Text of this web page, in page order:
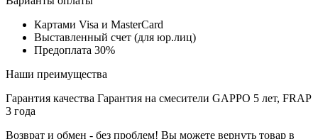
Картами Visa и MasterCard
Выставленный счет (для юр.лиц)
Предоплата 30%
Наши преимущества
Гарантия качества Гарантия на смесители GAPPO 5 лет, FRAP
3 года
Возврат и обмен - без проблем! Вы можете вернуть товар в